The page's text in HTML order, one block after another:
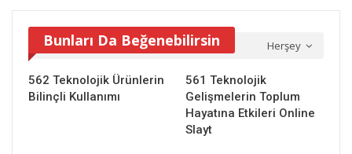
Herşey
Bunları Da Beğenebilirsin
562 Teknolojik Ürünlerin
Bilinçli Kullanımı
561 Teknolojik
Gelişmelerin Toplum
Hayatına Etkileri Online
Slayt